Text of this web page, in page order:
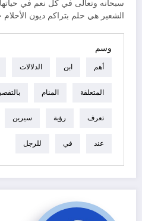
سبحانه وتعالى في كل نعم في
الشعير هي حلم بتراكم ديون
وسم
أهم ابن الدلالات
المتعلقة المنام
تعرف رؤية سيرين
عند في للرجل